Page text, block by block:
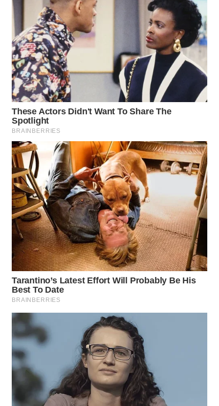
WN
SUMEDANG
WN
CIANJUR
WN
KEPULAUAN
SERIBU
WN
TANGERANG
WN
BINJAI
WN
CIREBON
WN
INDRAMAYU
WN
WN
MAJALENGKA
WN
SUBANG
WN